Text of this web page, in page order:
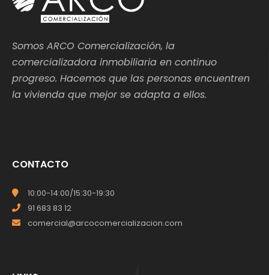
Somos ARCO Comercialización, la
comercializadora inmobiliaria en continuo
progreso. Hacemos que las personas encuentren
la vivienda que mejor se adapta a ellos.
CONTACTO
10:00-14:00/15:30-19:30
91 683 83 12
comercial@arcocomercializacion.com